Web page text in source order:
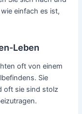
einfach es ist,
Leben
oft von einem
Sie
oft sie sind stolz